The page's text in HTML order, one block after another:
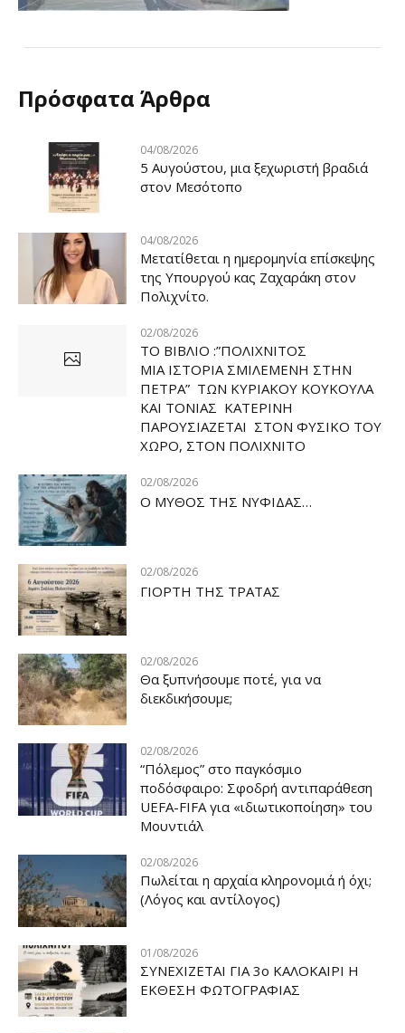
Πρόσφατα Άρθρα
04/08/2026
5 Αυγούστου, μια ξεχωριστή βραδιά
στον Μεσότοπο
04/08/2026
Μετατίθεται η ημερομηνία επίσκεψης
της Υπουργού κας Ζαχαράκη στον
Πολιχνίτο.
02/08/2026
ΤΟ ΒΙΒΛΙΟ :”ΠΟΛΙΧΝΙΤΟΣ
ΜΙΑ ΙΣΤΟΡΙΑ ΣΜΙΛΕΜΕΝΗ ΣΤΗΝ
ΠΕΤΡΑ” ΤΩΝ ΚΥΡΙΑΚΟΥ ΚΟΥΚΟΥΛΑ
ΚΑΙ ΤΟΝΙΑΣ ΚΑΤΕΡΙΝΗ
ΠΑΡΟΥΣΙΑΖΕΤΑΙ ΣΤΟΝ ΦΥΣΙΚΟ ΤOY
ΧΩΡΟ, ΣΤΟΝ ΠΟΛΙΧΝΙΤΟ
02/08/2026
Ο ΜΥΘΟΣ ΤΗΣ ΝΥΦΙΔΑΣ…
02/08/2026
ΓΙΟΡΤΗ ΤΗΣ ΤΡΑΤΑΣ
02/08/2026
Θα ξυπνήσουμε ποτέ, για να
διεκδικήσουμε;
02/08/2026
“Πόλεμος” στο παγκόσμιο
ποδόσφαιρο: Σφοδρή αντιπαράθεση
UEFA-FIFA για «ιδιωτικοποίηση» του
Μουντιάλ
02/08/2026
Πωλείται η αρχαία κληρονομιά ή όχι;
(Λόγος και αντίλογος)
01/08/2026
ΣΥΝΕΧΙΖΕΤΑΙ ΓΙΑ 3ο ΚΑΛΟΚΑΙΡΙ Η
ΕΚΘΕΣΗ ΦΩΤΟΓΡΑΦΙΑΣ